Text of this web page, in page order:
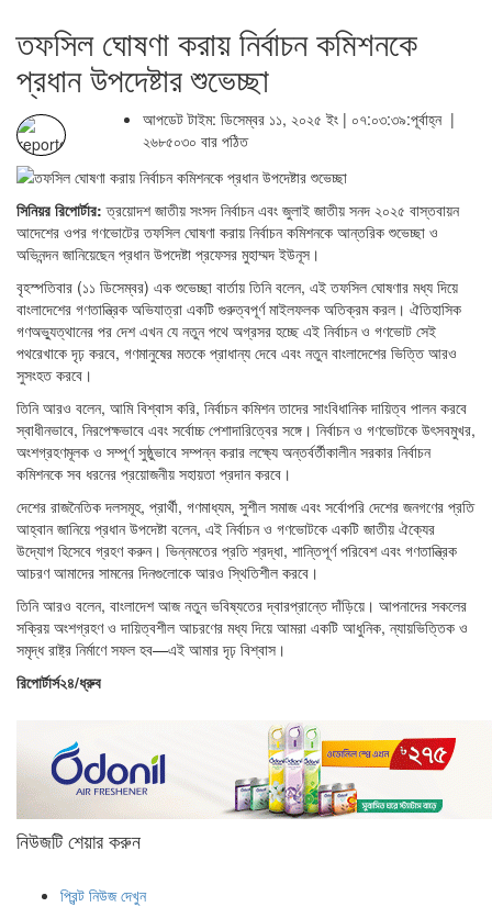
তফসিল ঘোষণা করায় নির্বাচন কমিশনকে
প্রধান উপদেষ্টার শুভেচ্ছা
আপডেট টাইম: ডিসেম্বর ১১, ২০২৫ ইং | ০৭:০৩:৩৯:পূর্বাহ্ন |
২৬৮৫০৩০ বার পঠিত
সিনিয়র রিপোর্টার: ত্রয়োদশ জাতীয় সংসদ নির্বাচন এবং জুলাই জাতীয় সনদ ২০২৫ বাস্তবায়ন
আদেশের ওপর গণভোটের তফসিল ঘোষণা করায় নির্বাচন কমিশনকে আন্তরিক শুভেচ্ছা ও
অভিনন্দন জানিয়েছেন প্রধান উপদেষ্টা প্রফেসর মুহাম্মদ ইউনূস।
বৃহস্পতিবার (১১ ডিসেম্বর) এক শুভেচ্ছা বার্তায় তিনি বলেন, এই তফসিল ঘোষণার মধ্য দিয়ে
বাংলাদেশের গণতান্ত্রিক অভিযাত্রা একটি গুরুত্বপূর্ণ মাইলফলক অতিক্রম করল। ঐতিহাসিক
গণঅভ্যুত্থানের পর দেশ এখন যে নতুন পথে অগ্রসর হচ্ছে এই নির্বাচন ও গণভোট সেই
পথরেখাকে দৃঢ় করবে, গণমানুষের মতকে প্রাধান্য দেবে এবং নতুন বাংলাদেশের ভিত্তি আরও
সুসংহত করবে।
তিনি আরও বলেন, আমি বিশ্বাস করি, নির্বাচন কমিশন তাদের সাংবিধানিক দায়িত্ব পালন করবে
স্বাধীনভাবে, নিরপেক্ষভাবে এবং সর্বোচ্চ পেশাদারিত্বের সঙ্গে। নির্বাচন ও গণভোটকে উৎসবমুখর,
অংশগ্রহণমূলক ও সম্পূর্ণ সুষ্ঠুভাবে সম্পন্ন করার লক্ষ্যে অন্তর্বর্তীকালীন সরকার নির্বাচন
কমিশনকে সব ধরনের প্রয়োজনীয় সহায়তা প্রদান করবে।
দেশের রাজনৈতিক দলসমূহ, প্রার্থী, গণমাধ্যম, সুশীল সমাজ এবং সর্বোপরি দেশের জনগণের প্রতি
আহ্বান জানিয়ে প্রধান উপদেষ্টা বলেন, এই নির্বাচন ও গণভোটকে একটি জাতীয় ঐক্যের
উদ্যোগ হিসেবে গ্রহণ করুন। ভিন্নমতের প্রতি শ্রদ্ধা, শান্তিপূর্ণ পরিবেশ এবং গণতান্ত্রিক
আচরণ আমাদের সামনের দিনগুলোকে আরও স্থিতিশীল করবে।
তিনি আরও বলেন, বাংলাদেশ আজ নতুন ভবিষ্যতের দ্বারপ্রান্তে দাঁড়িয়ে। আপনাদের সকলের
সক্রিয় অংশগ্রহণ ও দায়িত্বশীল আচরণের মধ্য দিয়ে আমরা একটি আধুনিক, ন্যায়ভিত্তিক ও
সমৃদ্ধ রাষ্ট্র নির্মাণে সফল হব—এই আমার দৃঢ় বিশ্বাস।
রিপোর্টার্স২৪/ধ্রুব
নিউজটি শেয়ার করুন
প্রিন্ট নিউজ দেখুন